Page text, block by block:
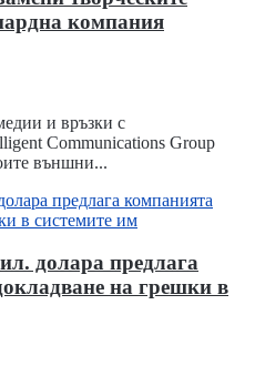
компания
и връзки с
Соmmunісаtіоnѕ Grоuр
външни...
долара предлага
на грешки в